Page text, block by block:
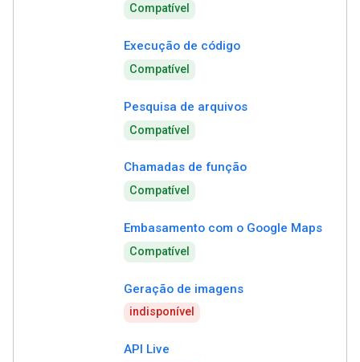
Compatível
Execução de código
Compatível
Pesquisa de arquivos
Compatível
Chamadas de função
Compatível
Embasamento com o Google Maps
Compatível
Geração de imagens
indisponível
API Live